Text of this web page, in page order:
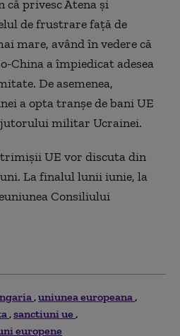
privesc Atena și
de frustrare față de
mare, având în vedere că
China a împiedicat adesea
De asemenea,
a opta tranșe de bani UE
militar Ucrainei.
UE vor discuta din
La finalul lunii iunie, la
Consiliului
uniunea europeana
sanctiuni ue
europene